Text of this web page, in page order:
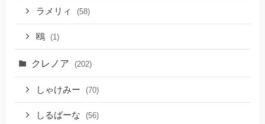
ラメリィ (58)
鴎 (1)
クレノア (202)
しゃけみー (70)
しるばーな (56)